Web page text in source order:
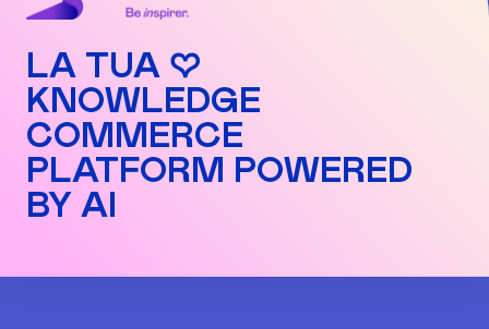
LA TUA ♡
KNOWLEDGE
COMMERCE
PLATFORM POWERED
BY AI